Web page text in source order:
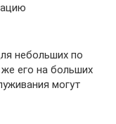
небольших по
его на больших
могут